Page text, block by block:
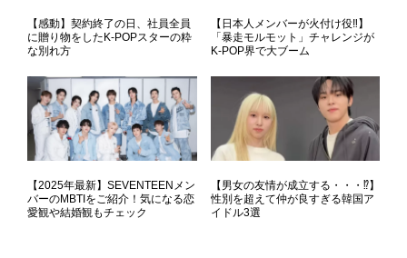
【感動】契約終了の日、社員全員
に贈り物をしたK-POPスターの粋
な別れ方
【日本人メンバーが火付け役‼】
「暴走モルモット」チャレンジが
K-POP界で大ブーム
【2025年最新】SEVENTEENメン
バーのMBTIをご紹介！気になる恋
愛観や結婚観もチェック
【男女の友情が成立する・・・⁉】
性別を超えて仲が良すぎる韓国ア
イドル3選